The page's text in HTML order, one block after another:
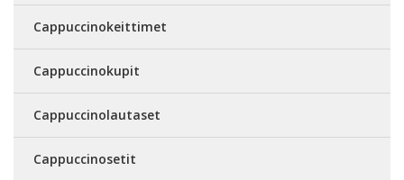
Cappuccinokeittimet
Cappuccinokupit
Cappuccinolautaset
Cappuccinosetit